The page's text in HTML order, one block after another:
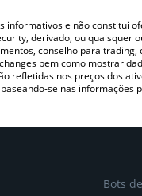
informativos e não constitui
derivado, ou quaisquer
conselho para
bem como mostrar
refletidas nos preços dos
se nas informações
Bots